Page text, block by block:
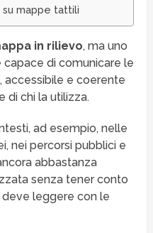
su mappe tattili
in rilievo, ma uno
di comunicare le
accessibile e coerente
di chi la utilizza.
ad esempio, nelle
nei percorsi pubblici e
abbastanza
senza tener conto
leggere con le